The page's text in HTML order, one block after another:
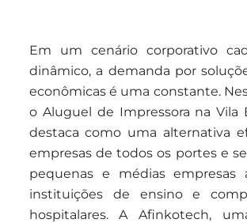
Em um cenário corporativo
dinâmico, a demanda por
econômicas é uma constante.
o Aluguel de Impressora na Vila
destaca como uma alternativa
empresas de todos os portes e
pequenas e médias empresas
instituições de ensino e
hospitalares. A Afinkotech,